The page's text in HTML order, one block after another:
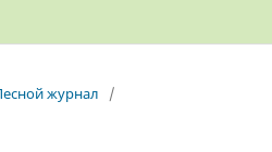
журнал
/